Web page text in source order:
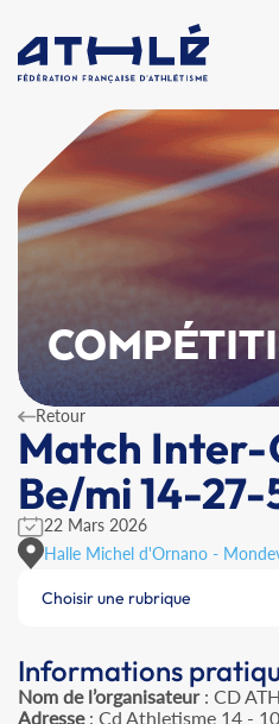
Retour
Match Inter-
Be/mi 14-
22 Mars 2026
Halle Michel d'Ornano -
Choisir une rubrique
Informations
Nom de l’organisateur: CD
Adresse: Cd Athletisme 14 -